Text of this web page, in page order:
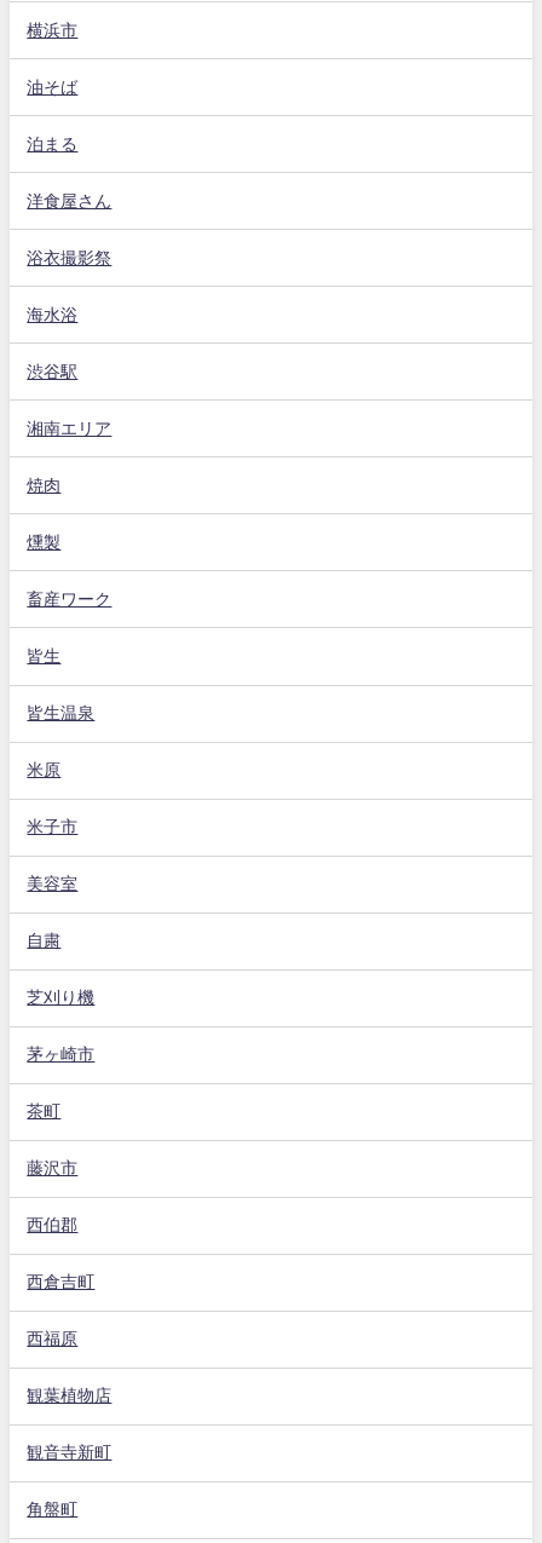
横浜市
油そば
泊まる
洋食屋さん
浴衣撮影祭
海水浴
渋谷駅
湘南エリア
焼肉
燻製
畜産ワーク
皆生
皆生温泉
米原
米子市
美容室
自粛
芝刈り機
茅ヶ崎市
茶町
藤沢市
西伯郡
西倉吉町
西福原
観葉植物店
観音寺新町
角盤町